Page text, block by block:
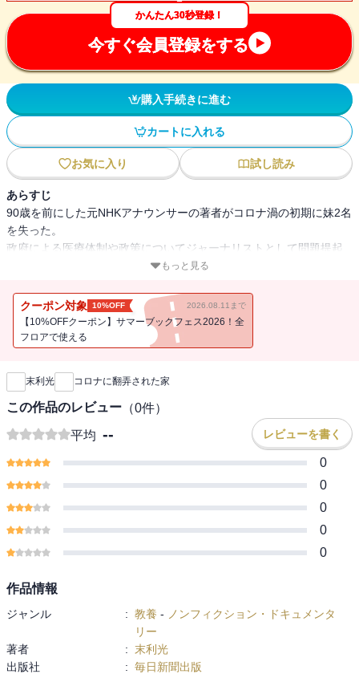
かんたん30秒登録！
今すぐ会員登録をする
購入手続きに進む
カートに入れる
お気に入り 試し読み
あらすじ
90歳を前にした元NHKアナウンサーの著者がコロナ渦の初期に妹2名
を失った。
政府による医療体制や政策についてジャーナリストとして問題提起
※こちらの作品は過去に他出版社より配信していた内容と同様とな
ります。重複購入にはお気を付けください
もっと見る
クーポン対象 10%OFF 2026.08.11まで
【10%OFFクーポン】サマーブックフェス2026！全
フロアで使える
新刊通知
末利光 コロナに翻弄された家
この作品のレビュー （0件）
平均 -- レビューを書く
0
0
0
0
0
作品情報
ジャンル : 教養 - ノンフィクション・ドキュメンタ
リー
著者
: 末利光
出版社
: 毎日新聞出版